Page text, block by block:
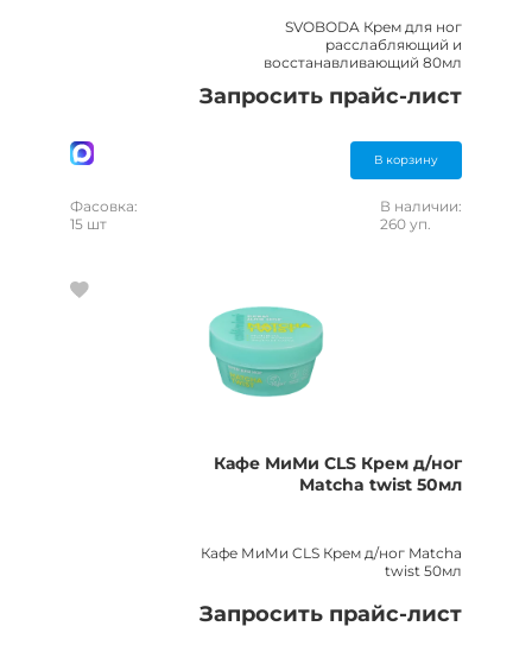
SVOBODA Крем для ног
расслабляющий и
восстанавливающий 80мл
Запросить прайс-лист
В корзину
Фасовка:
15 шт
В наличии:
260 уп.
Кафе МиМи CLS Крем д/ног
Matcha twist 50мл
Кафе МиМи CLS Крем д/ног Matcha
twist 50мл
Запросить прайс-лист